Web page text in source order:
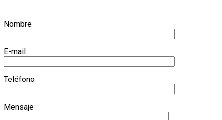
Nombre
E-mail
Teléfono
Mensaje